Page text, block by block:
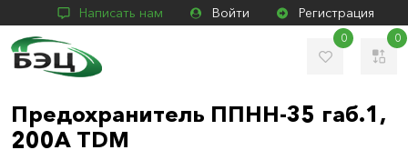
Написать нам Войти Регистрация
0 0
Предохранитель ППНН-35 габ.1,
200А TDM